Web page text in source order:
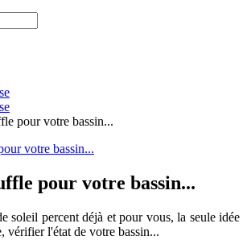
pour votre bassin...
pour votre bassin...
soleil percent déjà et pour vous, la seule
vérifier l'état de votre bassin...